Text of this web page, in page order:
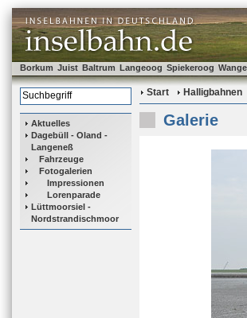
Borkum Juist Baltrum Langeoog Spiekeroog
Aktuelles
Dagebüll - Oland -
Langeneß
Fahrzeuge
Fotogalerien
Impressionen
Lorenparade
Lüttmoorsiel -
Nordstrandischmoor
Start Halligbahnen
Galerie